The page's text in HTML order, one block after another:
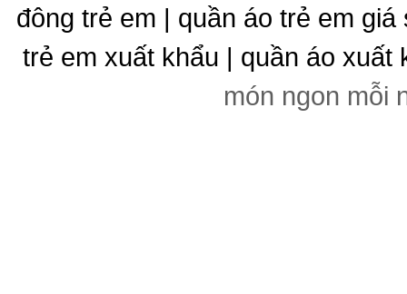
đông trẻ em | quần áo trẻ em
trẻ em xuất khẩu | quần áo xuất
món ngon mỗi